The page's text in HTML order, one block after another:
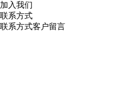
加入我们
联系方式
联系方式客户留言